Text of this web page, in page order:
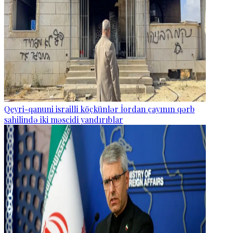
Qeyri-qanuni israilli köçkünlər İordan çayının qərb
sahilində iki məscidi yandırıblar